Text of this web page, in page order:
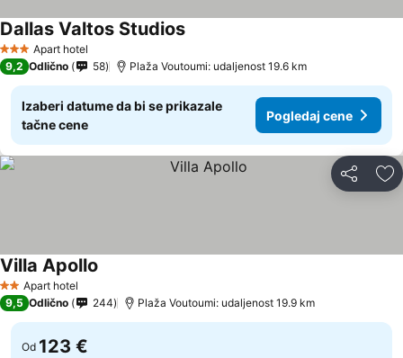
3 ZvezdiceApart hotel
Dallas Valtos StudiosPogledaj cene
9,2 Odlično 58 Plaža Voutoumi: udaljenost 19.6 km
Izaberi datume da bi se prikazale
tačne cene
Pogledaj cene
Deli
2 Zvezdice
Apart hotel
Villa Apollo
9,5 Odlično 244 Plaža Voutoumi: udaljenost 19.9 km
Od 123 €